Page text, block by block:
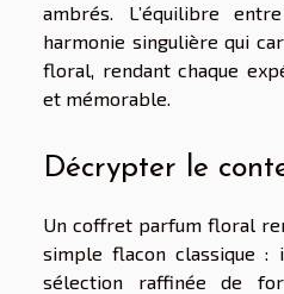
ambrés. L’équilibre
harmonie singulière qui
floral, rendant chaque
et mémorable.
Décrypter le
Un coffret parfum floral
simple flacon classique :
sélection raffinée de